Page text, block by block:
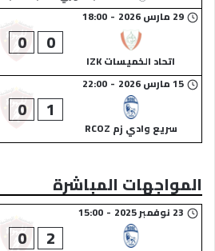
29 مارس 2026 -
18:00
اتحاد الخميسات IZK
0
0
15 مارس 2026 -
22:00
سريع وادي زم RCOZ
1
0
المواجهات المباشرة
23 نوفمبر 2025 -
15:00
2
0